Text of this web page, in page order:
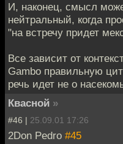
И, наконец, смысл
нейтральный, когда
"на встречу придет
Все зависит от
Gambo правильную
речь идет не о
Квасной »
#46 | 25.09.01 17:26
2Don Pedro #45